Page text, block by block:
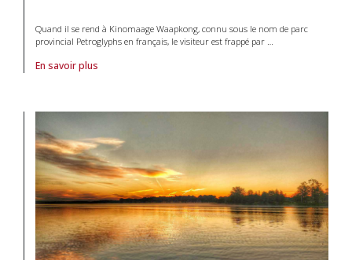
Quand il se rend à Kinomaage Waapkong, connu sous le nom de parc
provincial Petroglyphs en français, le visiteur est frappé par
En savoir plus
À propos de article Kinomaage Waapkong – Les roches qui